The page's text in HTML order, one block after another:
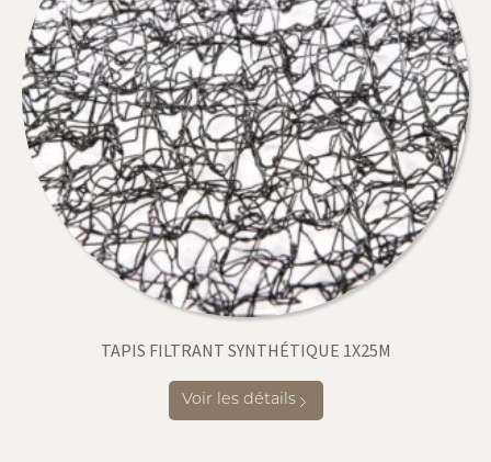
TAPIS FILTRANT SYNTHÉTIQUE 1X25M
Voir les détails